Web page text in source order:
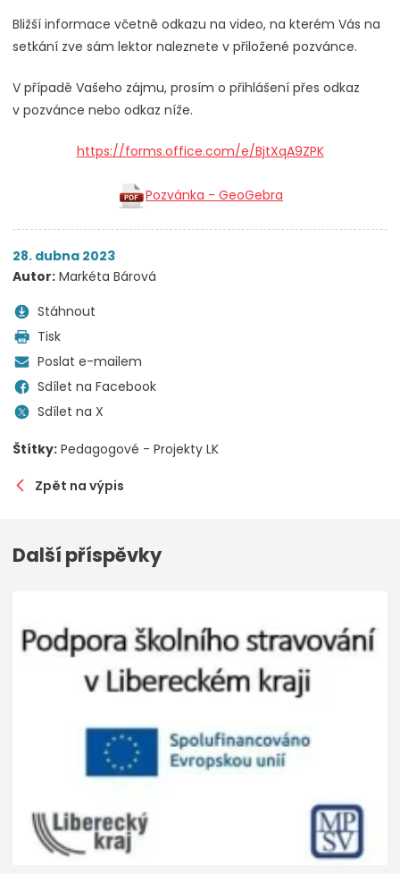
Bližší informace včetně odkazu na video, na kterém Vás na
setkání zve sám lektor naleznete v přiložené pozvánce.
V případě Vašeho zájmu, prosím o přihlášení přes odkaz
v pozvánce nebo odkaz níže.
https://forms.office.com/e/BjtXqA9ZPK
Pozvánka - GeoGebra
28. dubna 2023
Autor: Markéta Bárová
Stáhnout
Tisk
Poslat e-mailem
Sdílet na Facebook
Sdílet na X
Štítky: Pedagogové - Projekty LK
Zpět na výpis
Další příspěvky